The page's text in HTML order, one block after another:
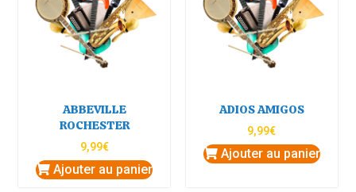
ABBEVILLE
ROCHESTER
9,99€
Ajouter au panier
ADIOS AMIGOS
9,99€
Ajouter au panier